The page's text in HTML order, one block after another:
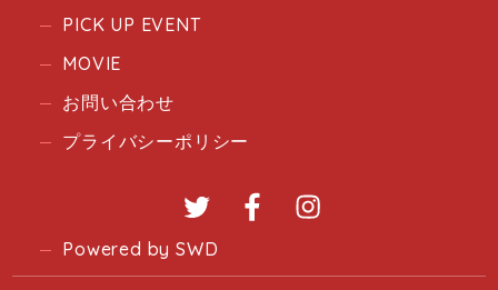
PICK UP EVENT
MOVIE
お問い合わせ
プライバシーポリシー
Twitter Facebook
Powered by SWD